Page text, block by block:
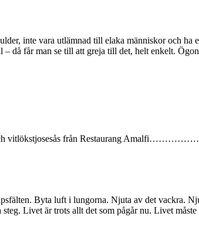
inte vara utlämnad till elaka människor och ha
då får man se till att greja till det, helt enkelt.
och vitlökstjosesås från Restaurang
Byta luft i lungorna. Njuta av det vackra.
Livet är trots allt det som pågår nu. Livet